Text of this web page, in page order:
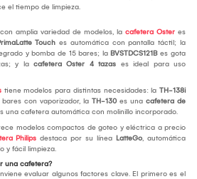
el tiempo de limpieza.
amplia variedad de modelos, la cafetera Oster es
Touch es automática con pantalla táctil; la
y bomba de 15 bares; la BVSTDCS121Bes gota
y la cafetera Oster 4 tazas es ideal para uso
tiene modelos para distintas necesidades: la TH-138i
bares con vaporizador, la TH-130 es una cafetera de
una cafetera automática con molinillo incorporado.
modelos compactos de goteo y eléctrica a precio
Philips destaca por su línea LatteGo, automática
y fácil limpieza.
una cafetera?
evaluar algunos factores clave. El primero es el